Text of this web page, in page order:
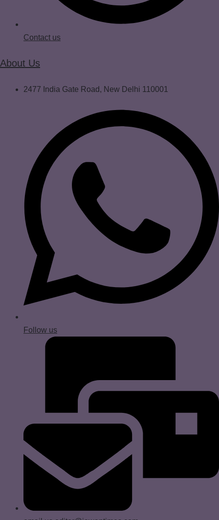
Contact us
About Us
2477 India Gate Road, New Delhi 110001
Follow us